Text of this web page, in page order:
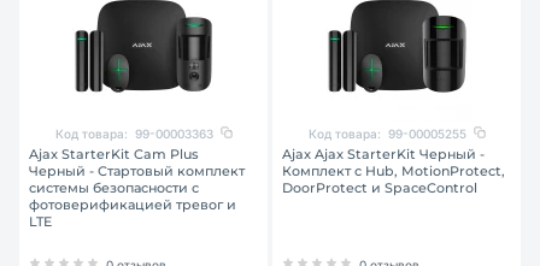
Код товара: 99-00003363
Ajax StarterKit Cam Plus
Черный - Стартовый комплект
системы безопасности с
фотоверификацией тревог и
LTE
Код товара: 99-00005255
Ajax Ajax StarterKit Черный -
Комплект с Hub, MotionProtect,
DoorProtect и SpaceControl